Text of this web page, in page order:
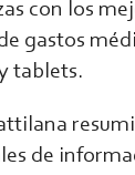
con los
gastos
tablets.
de